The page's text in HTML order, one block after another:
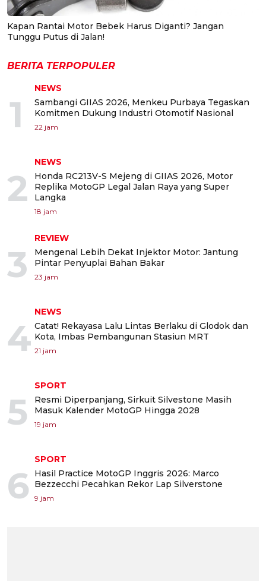
Kapan Rantai Motor Bebek Harus Diganti? Jangan
Tunggu Putus di Jalan!
BERITA TERPOPULER
1
NEWS
Sambangi GIIAS 2026, Menkeu Purbaya Tegaskan
Komitmen Dukung Industri Otomotif Nasional
22 jam
2
NEWS
Honda RC213V-S Mejeng di GIIAS 2026, Motor
Replika MotoGP Legal Jalan Raya yang Super
Langka
18 jam
3
REVIEW
Mengenal Lebih Dekat Injektor Motor: Jantung
Pintar Penyuplai Bahan Bakar
23 jam
4
NEWS
Catat! Rekayasa Lalu Lintas Berlaku di Glodok dan
Kota, Imbas Pembangunan Stasiun MRT
21 jam
5
SPORT
Resmi Diperpanjang, Sirkuit Silvestone Masih
Masuk Kalender MotoGP Hingga 2028
19 jam
6
SPORT
Hasil Practice MotoGP Inggris 2026: Marco
Bezzecchi Pecahkan Rekor Lap Silverstone
9 jam